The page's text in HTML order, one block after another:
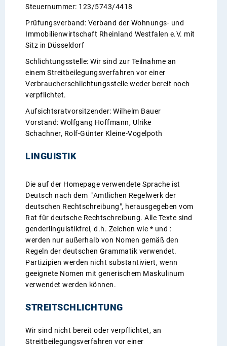
Steuernummer: 123/5743/4418
Prüfungsverband: Verband der Wohnungs- und
Immobilienwirtschaft Rheinland Westfalen e.V. mit
Sitz in Düsseldorf
Schlichtungsstelle: Wir sind zur Teilnahme an
einem Streitbeilegungsverfahren vor einer
Verbraucherschlichtungsstelle weder bereit noch
verpflichtet.
Aufsichtsratvorsitzender: Wilhelm Bauer
Vorstand: Wolfgang Hoffmann, Ulrike
Schachner, Rolf-Günter Kleine-Vogelpoth
LINGUISTIK
Die auf der Homepage verwendete Sprache ist
Deutsch nach dem "Amtlichen Regelwerk der
deutschen Rechtschreibung", herausgegeben vom
Rat für deutsche Rechtschreibung. Alle Texte sind
genderlinguistikfrei, d.h. Zeichen wie * und :
werden nur außerhalb von Nomen gemäß den
Regeln der deutschen Grammatik verwendet.
Partizipien werden nicht substantiviert, wenn
geeignete Nomen mit generischem Maskulinum
verwendet werden können.
STREITSCHLICHTUNG
Wir sind nicht bereit oder verpflichtet, an
Streitbeilegungsverfahren vor einer